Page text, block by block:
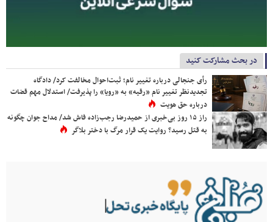
در بحث مشارکت کنید
رأی جنجالی درباره تغییر نام؛ ثبت‌احوال مخالفت کرد/ دادگاه
تجدیدنظر تغییر نام «رقیه» به «رویا» را پذیرفت/ استدلال مهم قضات
درباره حق هویت
راز ۱۵ روز بی‌خبری از حمیدرضا رجب‌زاده فاش شد/ مداح جوان چگونه
به قتل رسید؟ روایت یک قرار مرگ با دختر بلاگر